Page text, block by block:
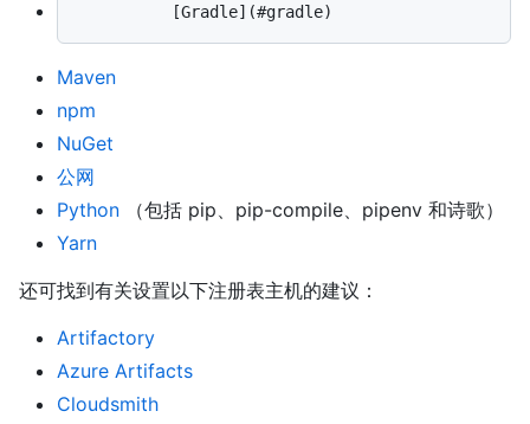
Maven
npm
NuGet
公网
Python （包括 pip、pip-compile、pipenv 和诗歌）
Yarn
还可找到有关设置以下注册表主机的建议：
Artifactory
Azure Artifacts
Cloudsmith